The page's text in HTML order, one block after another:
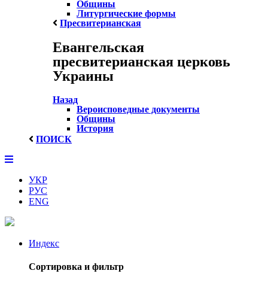
Общины
Литургические формы
Пресвитерианская
Евангельская
пресвитерианская церковь
Украины
Назад
Вероисповедные документы
Общины
История
ПОИСК
УКР
РУС
ENG
Индекс
Сортировка и фильтр